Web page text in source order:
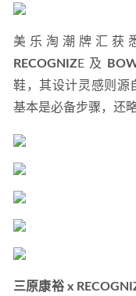
RECOGNIZE 及
鞋，其设计灵感则源
基本是必备步骤，还
三原康裕 x